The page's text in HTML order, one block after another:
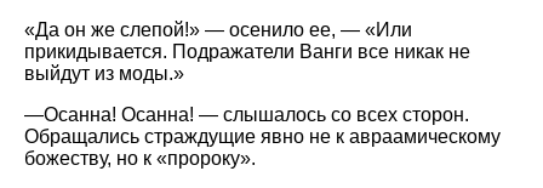
Да он же слепой!
— осенило ее, —
Или
прикидывается. Подражатели Ванги все никак не
выйдут из моды.
—Осанна! Осанна! — слышалось со всех сторон.
Обращались страждущие явно не к авраамическому
божеству, но к
пророку .